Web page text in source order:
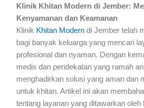
Klinik Khitan Modern di Jember:
Kenyamanan dan Keamanan
Klinik Khitan Modern di Jember telah
bagi banyak keluarga yang mencari
profesional dan nyaman. Dengan
medis dan pendekatan yang ramah
menghadirkan solusi yang aman dan
untuk khitan. Artikel ini akan
tentang layanan yang ditawarkan